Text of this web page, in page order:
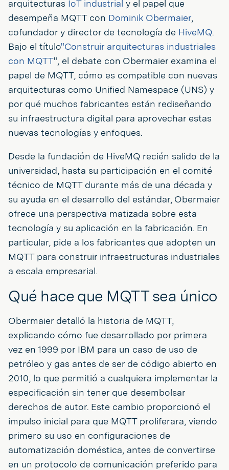
arquitecturas IoT industrial y el papel que
desempeña MQTT con Dominik Obermaier,
cofundador y director de tecnología de HiveMQ.
Bajo el título"Construir arquitecturas industriales
con MQTT", el debate con Obermaier examina el
papel de MQTT, cómo es compatible con nuevas
arquitecturas como Unified Namespace (UNS) y
por qué muchos fabricantes están rediseñando
su infraestructura digital para aprovechar estas
nuevas tecnologías y enfoques.
Desde la fundación de HiveMQ recién salido de la
universidad, hasta su participación en el comité
técnico de MQTT durante más de una década y
su ayuda en el desarrollo del estándar, Obermaier
ofrece una perspectiva matizada sobre esta
tecnología y su aplicación en la fabricación. En
particular, pide a los fabricantes que adopten un
MQTT para construir infraestructuras industriales
a escala empresarial.
Qué hace que MQTT sea único
Obermaier detalló la historia de MQTT,
explicando cómo fue desarrollado por primera
vez en 1999 por IBM para un caso de uso de
petróleo y gas antes de ser de código abierto en
2010, lo que permitió a cualquiera implementar la
especificación sin tener que desembolsar
derechos de autor. Este cambio proporcionó el
impulso inicial para que MQTT proliferara, viendo
primero su uso en configuraciones de
automatización doméstica, antes de convertirse
en un protocolo de comunicación preferido para